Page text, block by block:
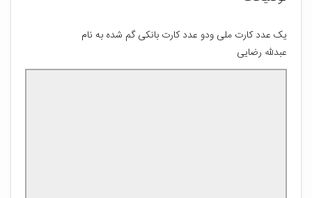
عبدلله رضایی